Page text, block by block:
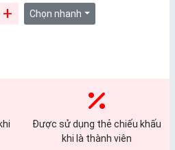
+ Chọn nhanh
Được sử dụng thẻ chiếu khấu
khi là thành viên